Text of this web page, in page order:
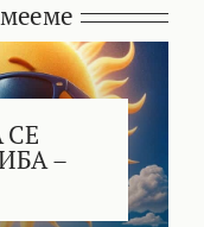
СЕ
–